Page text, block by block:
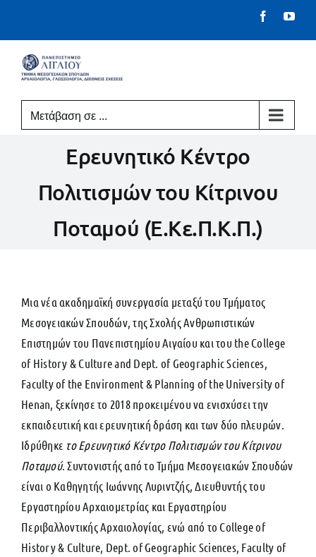
Facebook
Μετάβαση σε ...
Ερευνητικό Κέντρο
Πολιτισμών του Κίτρινου
Ποταμού (Ε.Κε.Π.Κ.Π.)
Μια νέα ακαδημαϊκή συνεργασία μεταξύ του Τμήματος
Μεσογειακών Σπουδών, της Σχολής Ανθρωπιστικών
Επιστημών του Πανεπιστημίου Αιγαίου και του the College
of History & Culture and Dept. of Geographic Sciences,
Faculty of the Environment & Planning of the University of
Henan, ξεκίνησε το 2018 προκειμένου να ενισχύσει την
εκπαιδευτική και ερευνητική δράση και των δύο πλευρών.
Ιδρύθηκε το Ερευνητικό Κέντρο Πολιτισμών του Κίτρινου
Ποταμού. Συντονιστής από το Τμήμα Μεσογειακών Σπουδών
είναι ο Καθηγητής Ιωάννης Λυριντζής, Διευθυντής του
Εργαστηρίου Αρχαιομετρίας και Eργαστηρίου
Περιβαλλοντικής Αρχαιολογίας, ενώ από το College of
History & Culture, Dept. of Geographic Sciences, Faculty of